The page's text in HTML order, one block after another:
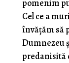
pomenim
Cel ce a
învăţăm să
Dumnezeu
predanisită